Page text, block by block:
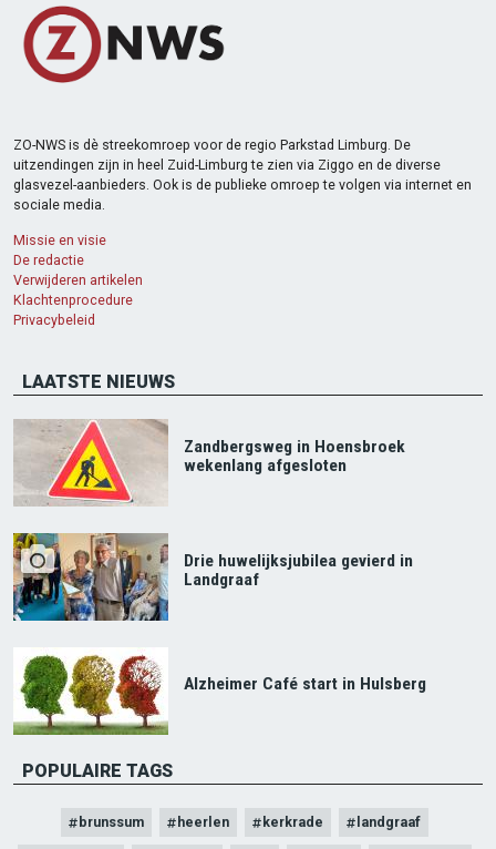
ZO-NWS is dè streekomroep voor de regio Parkstad Limburg. De
uitzendingen zijn in heel Zuid-Limburg te zien via Ziggo en de diverse
glasvezel-aanbieders. Ook is de publieke omroep te volgen via internet en
sociale media.
Missie en visie
De redactie
Verwijderen artikelen
Klachtenprocedure
Privacybeleid
LAATSTE NIEUWS
Zandbergsweg in Hoensbroek
wekenlang afgesloten
Drie huwelijksjubilea gevierd in
Landgraaf
Alzheimer Café start in Hulsberg
POPULAIRE TAGS
brunssum heerlen kerkrade landgraaf